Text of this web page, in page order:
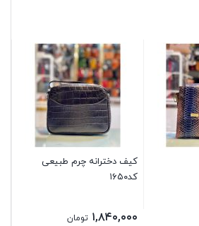
کیف دخترانه چرم طبیعی
کد۱۶۵۰
۱,۸۴۰,۰۰۰ تومان